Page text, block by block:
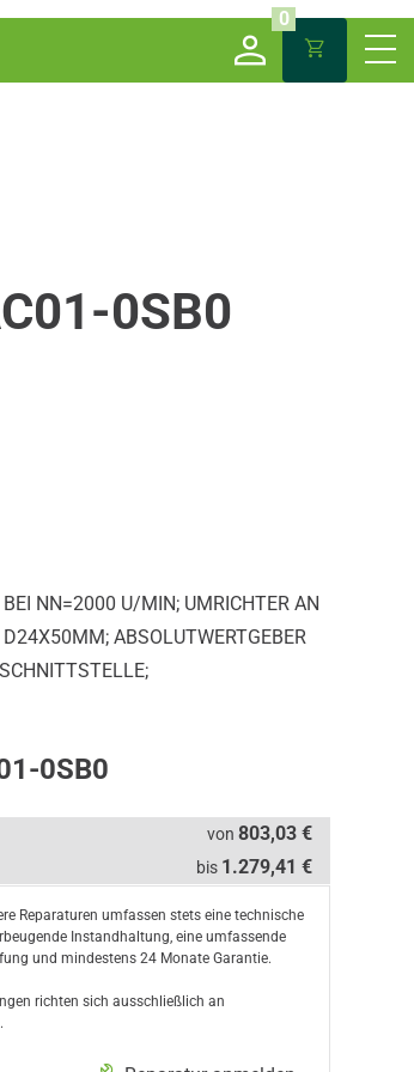
0
0SB0
NN=2000 U/MIN; UMRICHTER AN
ABSOLUTWERTGEBER
0SB0
von 803,03 €
bis 1.279,41 €
Reparaturen umfassen stets eine technische
Instandhaltung, eine umfassende
und mindestens 24 Monate Garantie.
richten sich ausschließlich an